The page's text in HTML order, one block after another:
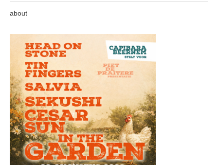
about